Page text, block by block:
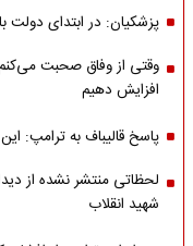
پزشکیان: در ابتدای دولت
وقتی از وفاق صحبت
افزایش دهیم
پاسخ قالیباف به ترامپ:
لحظاتی منتشر نشده از
شهید انقلاب